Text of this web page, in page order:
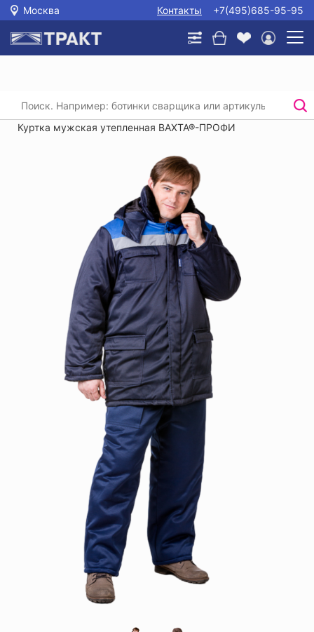
Москва Контакты +7(495)685-95-95
Главная / /
Утепленные куртки и брюки для рабочих
Куртка мужская утепленная ВАХТА®-ПРОФИ